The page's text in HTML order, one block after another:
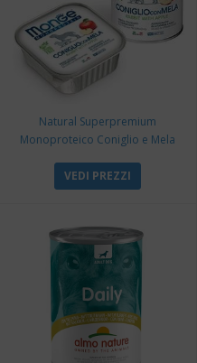
Natural Superpremium
Monoproteico Coniglio e Mela
VEDI PREZZI